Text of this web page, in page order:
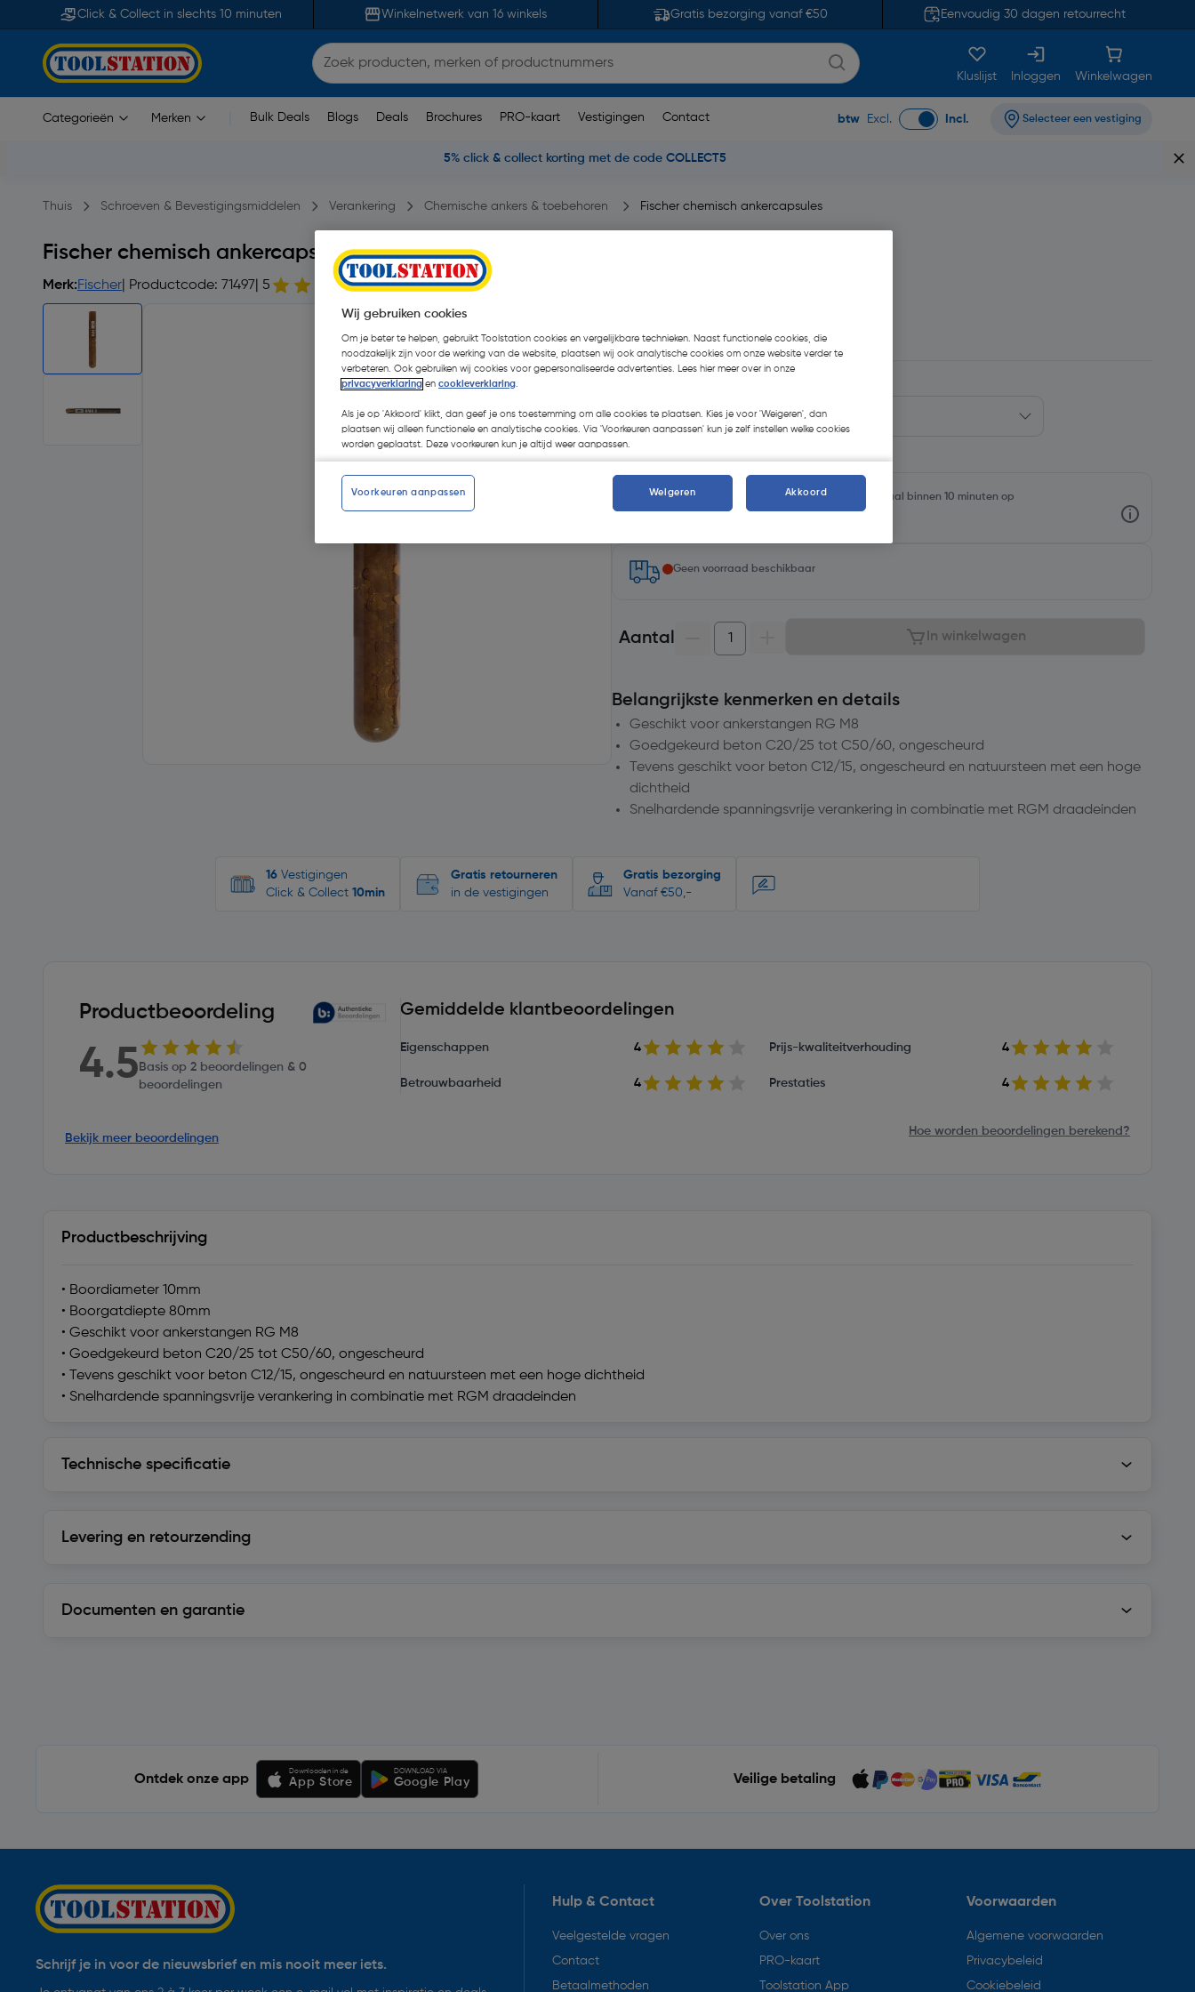
Click & Collect in slechts 10 minuten Winkelnetwerk van 16 winkels Gratis bezorging vanaf €50 Eenvoudig 30 dagen retourrecht
Kluslijst Inloggen Winkelwagen
Categorieën Merken Bulk Deals Blogs Deals Brochures PRO-kaart Vestigingen Contact btw Excl. Incl. Selecteer een vestiging
5% click & collect korting met de code COLLECT5
Thuis Schroeven & Bevestigingsmiddelen Verankering Chemische ankers & toebehoren Fischer chemisch ankercapsules
Fischer chemisch ankercapsules FEB RM 8
Merk:Fischer | Productcode: 71497 | 5 2 beoordelingen| 10 Stuks
Selecteer winkel - Bekijk voorraadniveaus en haal binnen 10 minuten op
Geen voorraad beschikbaar
Aantal In winkelwagen
Belangrijkste kenmerken en details
Geschikt voor ankerstangen RG M8
Goedgekeurd beton C20/25 tot C50/60, ongescheurd
Tevens geschikt voor beton C12/15, ongescheurd en natuursteen met een hoge
dichtheid
Snelhardende spanningsvrije verankering in combinatie met RGM draadeinden
16 Vestigingen
Click & Collect 10min
Gratis retourneren
in de vestigingen
Gratis bezorging
Vanaf €50,-
Productbeoordeling
4.5 Basis op 2 beoordelingen & 0
beoordelingen
Gemiddelde klantbeoordelingen
Eigenschappen 4 Prijs-kwaliteitverhouding 4
Betrouwbaarheid 4 Prestaties 4
Bekijk meer beoordelingen
Hoe worden beoordelingen berekend?
Productbeschrijving
• Boordiameter 10mm
• Boorgatdiepte 80mm
• Geschikt voor ankerstangen RG M8
• Goedgekeurd beton C20/25 tot C50/60, ongescheurd
• Tevens geschikt voor beton C12/15, ongescheurd en natuursteen met een hoge dichtheid
• Snelhardende spanningsvrije verankering in combinatie met RGM draadeinden
Technische specificatie
Levering en retourzending
Documenten en garantie
Ontdek onze app
Downloaden in de
App Store
DOWNLOAD VIA
Google Play Veilige betaling
Schrijf je in voor de nieuwsbrief en mis nooit meer iets.
Hulp & Contact
Veelgestelde vragen
Contact
Betaalmethoden
Over Toolstation
Over ons
PRO-kaart
Toolstation App
Voorwaarden
Algemene voorwaarden
Privacybeleid
Cookiebeleid
Wij gebruiken cookies
Om je beter te helpen, gebruikt Toolstation cookies en vergelijkbare technieken. Naast functionele cookies, die
noodzakelijk zijn voor de werking van de website, plaatsen wij ook analytische cookies om onze website verder te
verbeteren. Ook gebruiken wij cookies voor gepersonaliseerde advertenties. Lees hier meer over in onze
privacyverklaring en cookieverklaring.
Als je op 'Akkoord' klikt, dan geef je ons toestemming om alle cookies te plaatsen. Kies je voor 'Weigeren', dan
plaatsen wij alleen functionele en analytische cookies. Via 'Voorkeuren aanpassen' kun je zelf instellen welke cookies
worden geplaatst. Deze voorkeuren kun je altijd weer aanpassen.
Voorkeuren aanpassen Weigeren Akkoord